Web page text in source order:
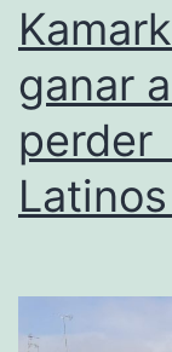
ganar
perder
Latinos